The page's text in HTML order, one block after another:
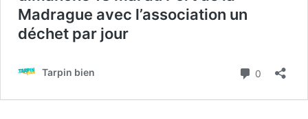
Madrague avec l’association un
déchet par jour
Tarpin bien 0